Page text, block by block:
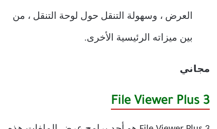
العرض ، وسهولة التنقل حول لوحة التنقل ، من
بين ميزاته الرئيسية الأخرى.
مجاني
File Viewer Plus 3